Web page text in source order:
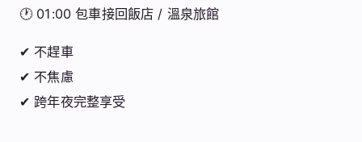
🕐 01:00 包車接回飯店 / 溫泉旅館
✔ 不趕車
✔ 不焦慮
✔ 跨年夜完整享受